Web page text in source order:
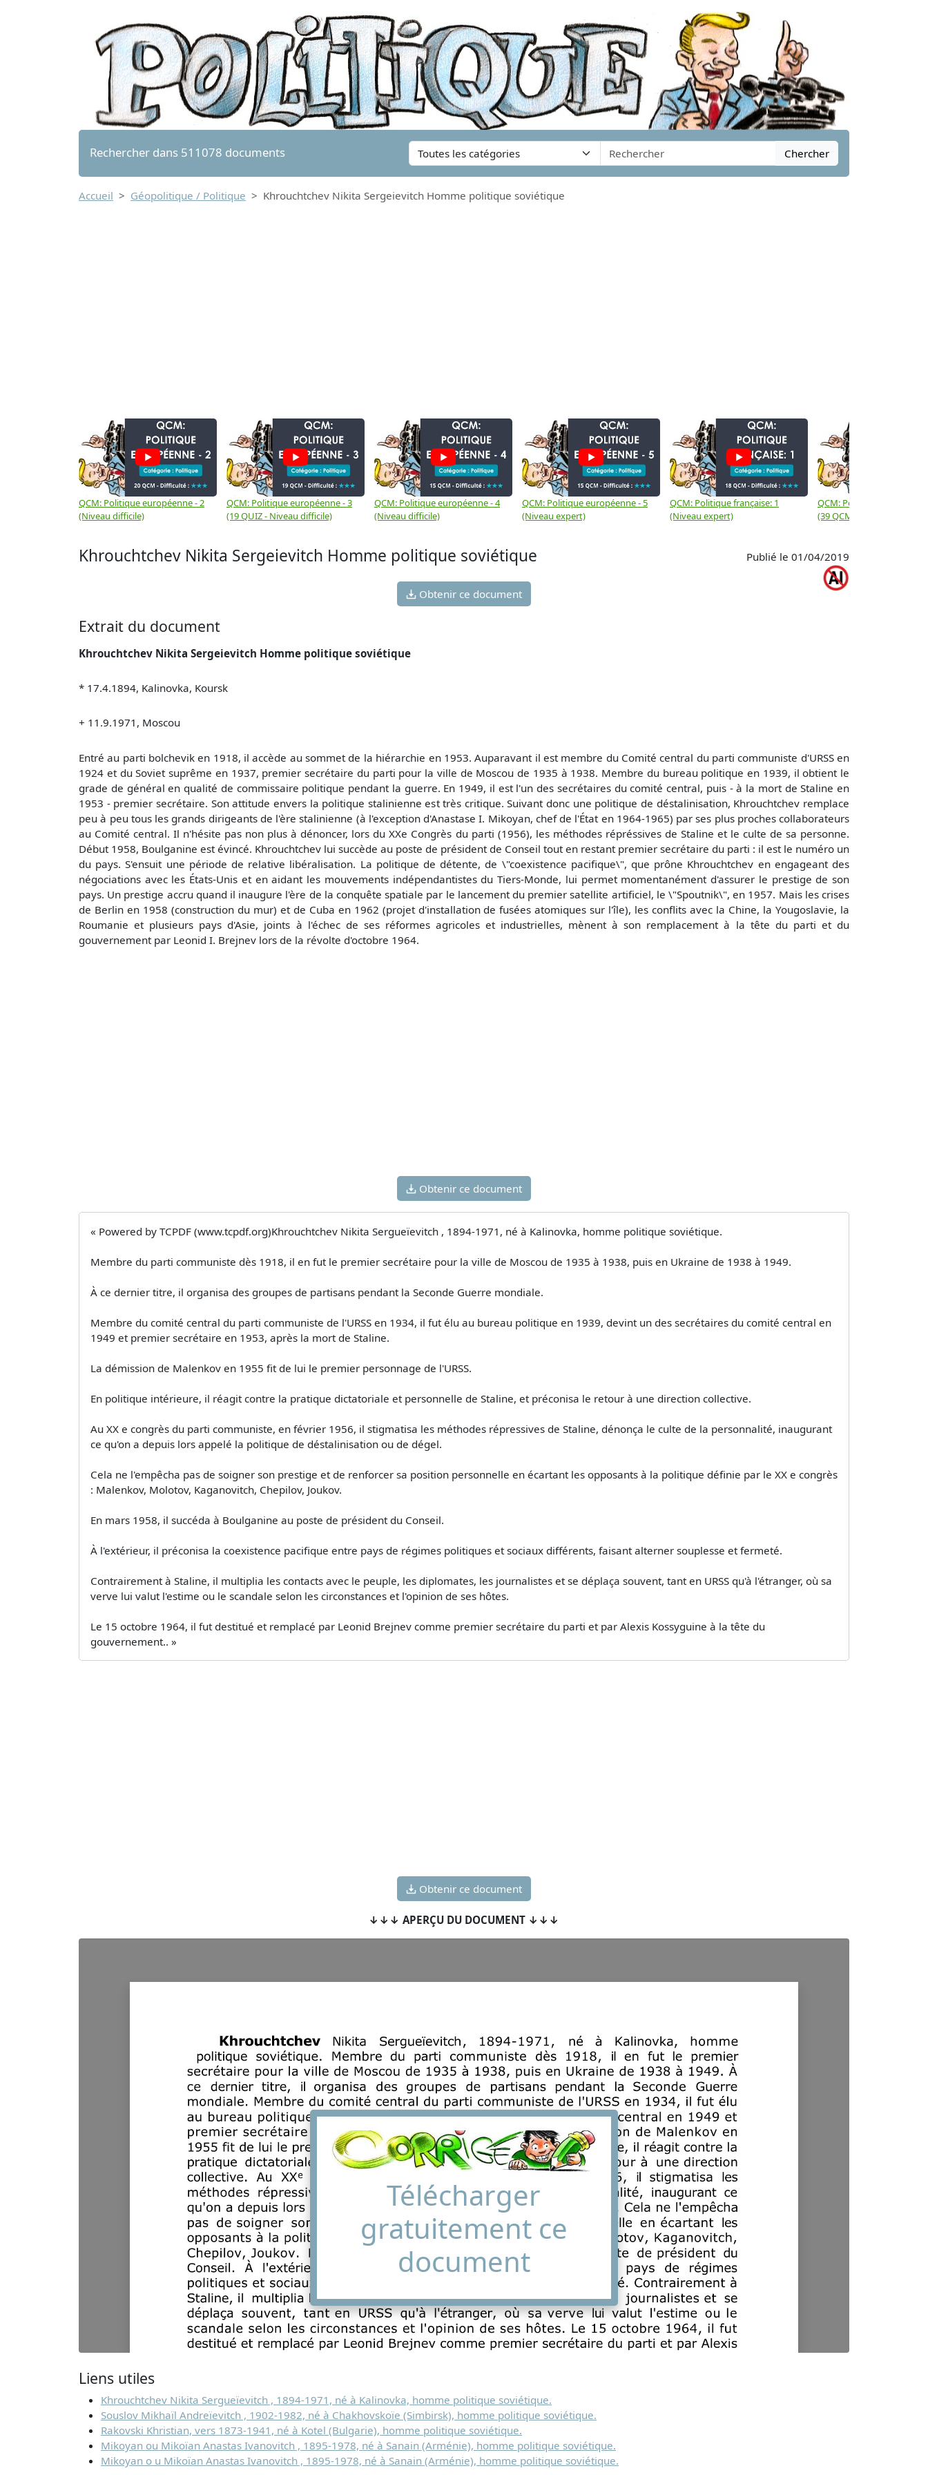
Rechercher dans 511078 documents Chercher
Accueil Géopolitique / Politique Khrouchtchev Nikita Sergeievitch Homme politique soviétique
QCM: Politique européenne - 2
(Niveau difficile)
QCM: Politique européenne - 3
(19 QUIZ - Niveau difficile)
QCM: Politique européenne - 4
(Niveau difficile)
QCM: Politique européenne - 5
(Niveau expert)
QCM: Politique française: 1
(Niveau expert)
QCM: Politique
(39 QCM - Niveau difficile)
→
Khrouchtchev Nikita Sergeievitch Homme politique soviétique Publié le 01/04/2019
Obtenir ce document
Extrait du document
Khrouchtchev Nikita Sergeievitch Homme politique soviétique
* 17.4.1894, Kalinovka, Koursk
+ 11.9.1971, Moscou
Entré au parti bolchevik en 1918, il accède au sommet de la hiérarchie en 1953. Auparavant il est membre du Comité central du parti communiste d'URSS en
1924 et du Soviet suprême en 1937, premier secrétaire du parti pour la ville de Moscou de 1935 à 1938. Membre du bureau politique en 1939, il obtient le
grade de général en qualité de commissaire politique pendant la guerre. En 1949, il est l'un des secrétaires du comité central, puis - à la mort de Staline en
1953 - premier secrétaire. Son attitude envers la politique stalinienne est très critique. Suivant donc une politique de déstalinisation, Khrouchtchev remplace
peu à peu tous les grands dirigeants de l'ère stalinienne (à l'exception d'Anastase I. Mikoyan, chef de l'État en 1964-1965) par ses plus proches collaborateurs
au Comité central. Il n'hésite pas non plus à dénoncer, lors du XXe Congrès du parti (1956), les méthodes répréssives de Staline et le culte de sa personne.
Début 1958, Boulganine est évincé. Khrouchtchev lui succède au poste de président de Conseil tout en restant premier secrétaire du parti : il est le numéro un
du pays. S'ensuit une période de relative libéralisation. La politique de détente, de \"coexistence pacifique\", que prône Khrouchtchev en engageant des
négociations avec les États-Unis et en aidant les mouvements indépendantistes du Tiers-Monde, lui permet momentanément d'assurer le prestige de son
pays. Un prestige accru quand il inaugure l'ère de la conquête spatiale par le lancement du premier satellite artificiel, le \"Spoutnik\", en 1957. Mais les crises
de Berlin en 1958 (construction du mur) et de Cuba en 1962 (projet d'installation de fusées atomiques sur l'île), les conflits avec la Chine, la Yougoslavie, la
Roumanie et plusieurs pays d'Asie, joints à l'échec de ses réformes agricoles et industrielles, mènent à son remplacement à la tête du parti et du
gouvernement par Leonid I. Brejnev lors de la révolte d'octobre 1964.
Obtenir ce document
« Powered by TCPDF (www.tcpdf.org)Khrouchtchev Nikita Sergueïevitch , 1894-1971, né à Kalinovka, homme politique soviétique.
Membre du parti communiste dès 1918, il en fut le premier secrétaire pour la ville de Moscou de 1935 à 1938, puis en Ukraine de 1938 à 1949.
À ce dernier titre, il organisa des groupes de partisans pendant la Seconde Guerre mondiale.
Membre du comité central du parti communiste de l'URSS en 1934, il fut élu au bureau politique en 1939, devint un des secrétaires du comité central en
1949 et premier secrétaire en 1953, après la mort de Staline.
La démission de Malenkov en 1955 fit de lui le premier personnage de l'URSS.
En politique intérieure, il réagit contre la pratique dictatoriale et personnelle de Staline, et préconisa le retour à une direction collective.
Au XX e congrès du parti communiste, en février 1956, il stigmatisa les méthodes répressives de Staline, dénonça le culte de la personnalité, inaugurant
ce qu'on a depuis lors appelé la politique de déstalinisation ou de dégel.
Cela ne l'empêcha pas de soigner son prestige et de renforcer sa position personnelle en écartant les opposants à la politique définie par le XX e congrès
: Malenkov, Molotov, Kaganovitch, Chepilov, Joukov.
En mars 1958, il succéda à Boulganine au poste de président du Conseil.
À l'extérieur, il préconisa la coexistence pacifique entre pays de régimes politiques et sociaux différents, faisant alterner souplesse et fermeté.
Contrairement à Staline, il multiplia les contacts avec le peuple, les diplomates, les journalistes et se déplaça souvent, tant en URSS qu'à l'étranger, où sa
verve lui valut l'estime ou le scandale selon les circonstances et l'opinion de ses hôtes.
Le 15 octobre 1964, il fut destitué et remplacé par Leonid Brejnev comme premier secrétaire du parti et par Alexis Kossyguine à la tête du
gouvernement.. »
Obtenir ce document
↓↓↓ APERÇU DU DOCUMENT ↓↓↓
Télécharger
gratuitement ce
document
Liens utiles
Khrouchtchev Nikita Sergueïevitch , 1894-1971, né à Kalinovka, homme politique soviétique.
Souslov Mikhaïl Andreïevitch , 1902-1982, né à Chakhovskoïe (Simbirsk), homme politique soviétique.
Rakovski Khristian, vers 1873-1941, né à Kotel (Bulgarie), homme politique soviétique.
Mikoyan ou Mikoïan Anastas Ivanovitch , 1895-1978, né à Sanain (Arménie), homme politique soviétique.
Mikoyan o u Mikoïan Anastas Ivanovitch , 1895-1978, né à Sanain (Arménie), homme politique soviétique.